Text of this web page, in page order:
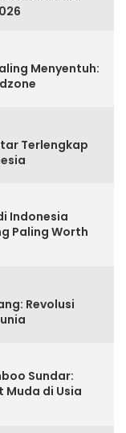
Menyentuh:
Terlengkap
Indonesia
Paling Worth
Revolusi
Sundar:
Muda di Usia